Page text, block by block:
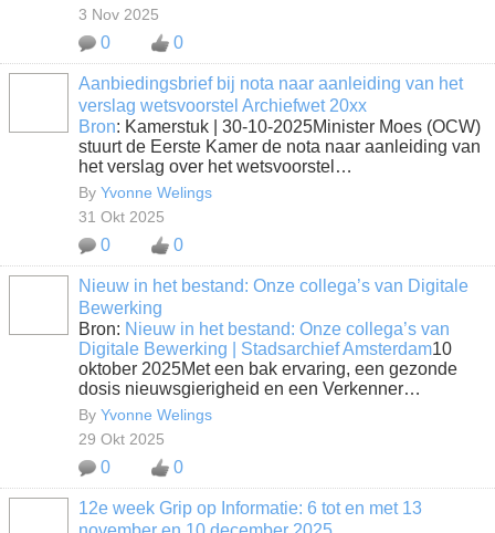
3 Nov 2025
0 0
Aanbiedingsbrief bij nota naar aanleiding van het
verslag wetsvoorstel Archiefwet 20xx
Bron: Kamerstuk | 30-10-2025Minister Moes (OCW)
stuurt de Eerste Kamer de nota naar aanleiding van
het verslag over het wetsvoorstel…
By Yvonne Welings
31 Okt 2025
0 0
Nieuw in het bestand: Onze collega’s van Digitale
Bewerking
Bron: Nieuw in het bestand: Onze collega’s van
Digitale Bewerking | Stadsarchief Amsterdam10
oktober 2025Met een bak ervaring, een gezonde
dosis nieuwsgierigheid en een Verkenner…
By Yvonne Welings
29 Okt 2025
0 0
12e week Grip op Informatie: 6 tot en met 13